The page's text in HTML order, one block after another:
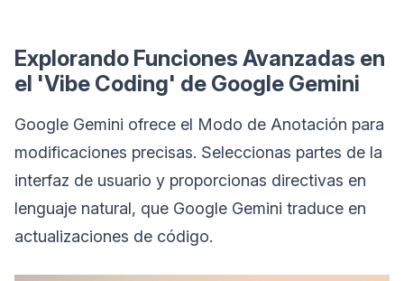
Explorando Funciones Avanzadas en
el 'Vibe Coding' de Google Gemini
Google Gemini ofrece el Modo de Anotación para
modificaciones precisas. Seleccionas partes de la
interfaz de usuario y proporcionas directivas en
lenguaje natural, que Google Gemini traduce en
actualizaciones de código.